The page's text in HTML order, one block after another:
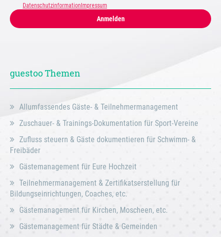
Datenschutzinformation Impressum
Anmelden
guestoo Themen
Allumfassendes Gäste- & Teilnehmermanagement
Zuschauer- & Trainings-Dokumentation für Sport-Vereine
Zufluss steuern & Gäste dokumentieren für Schwimm- &
Freibäder
Gästemanagement für Eure Hochzeit
Teilnehmermanagement & Zertifikatserstellung für
Bildungseinrichtungen, Coaches, etc.
Gästemanagement für Kirchen, Moscheen, etc.
Gästemanagement für Städte & Gemeinden